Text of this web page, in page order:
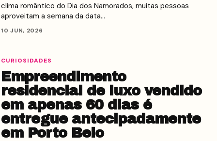
clima romântico do Dia dos Namorados, muitas pessoas
aproveitam a semana da data…
10 JUN, 2026
CURIOSIDADES
Empreendimento
residencial de luxo vendido
em apenas 60 dias é
entregue antecipadamente
em Porto Belo